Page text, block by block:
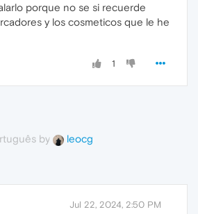
porque no se si recuerde
y los cosmeticos que le he
1
by leocg
Jul 22, 2024, 2:50 PM